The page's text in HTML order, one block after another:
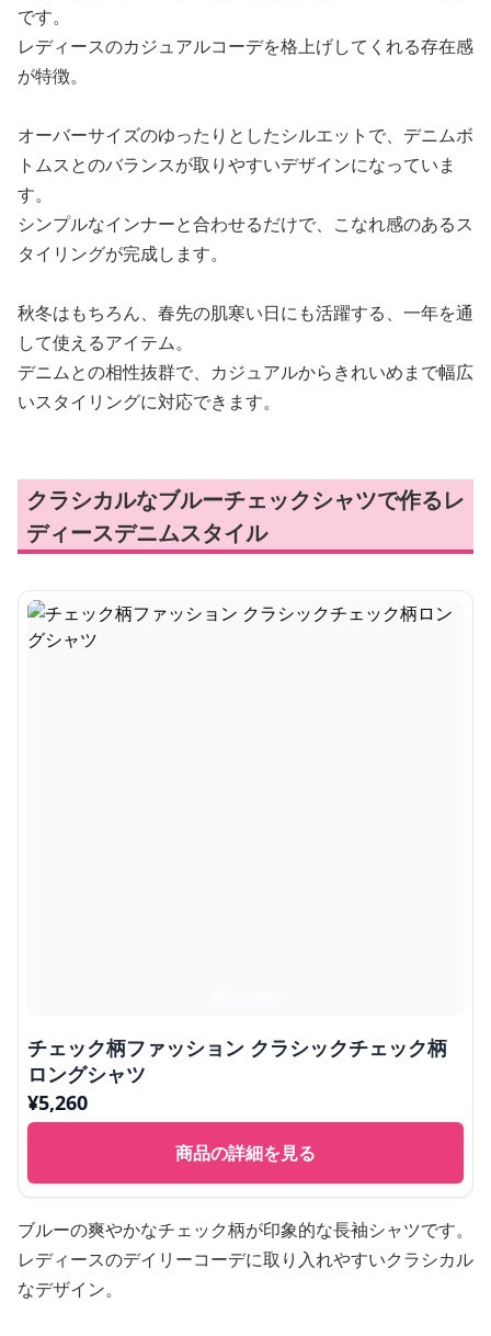
です。
レディースのカジュアルコーデを格上げしてくれる存在感
が特徴。
オーバーサイズのゆったりとしたシルエットで、デニムボ
トムスとのバランスが取りやすいデザインになっていま
す。
シンプルなインナーと合わせるだけで、こなれ感のあるス
タイリングが完成します。
秋冬はもちろん、春先の肌寒い日にも活躍する、一年を通
して使えるアイテム。
デニムとの相性抜群で、カジュアルからきれいめまで幅広
いスタイリングに対応できます。
クラシカルなブルーチェックシャツで作るレ
ディースデニムスタイル
チェック柄ファッション クラシックチェック柄
ロングシャツ
¥5,260
商品の詳細を見る
ブルーの爽やかなチェック柄が印象的な長袖シャツです。
レディースのデイリーコーデに取り入れやすいクラシカル
なデザイン。